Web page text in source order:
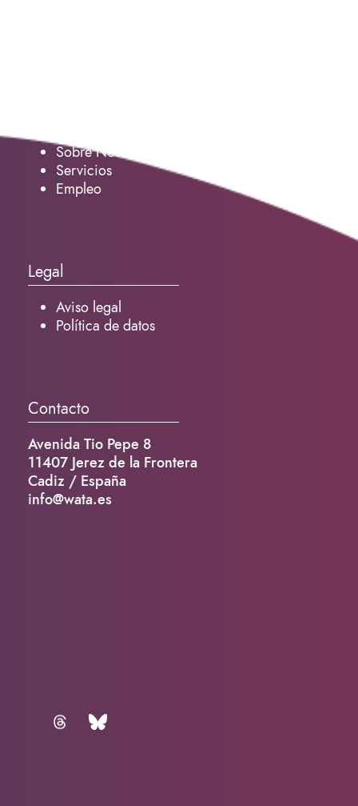
Sobre Nosotros
Servicios
Empleo
Legal
Aviso legal
Política de datos
Contacto
Avenida Tio Pepe 8
11407 Jerez de la Frontera
Cadiz / España
info@wata.es